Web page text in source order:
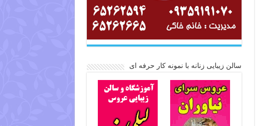
سالن زیبایی زنانه با نمونه کار حرفه ای